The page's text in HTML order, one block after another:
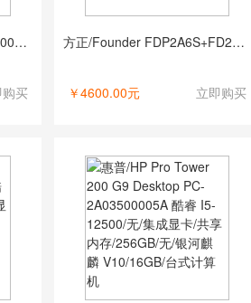
百信辰龙 221EA+BXM2380001(23.8英寸) 龙芯 3A5000/23.8/独立显卡/1G/256GB/无/无/8GB/台式计算机
买
方正/Founder FDP2A6S+FD2458W（23.8英寸） 酷睿 I3-12100/23.8/集成显卡/共享内存/256GB/无/无/8GB/台式计算机
￥4600.00元 立即购买